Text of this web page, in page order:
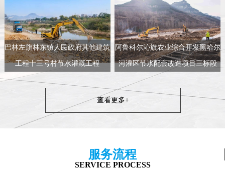
巴林左旗林东镇人民政府其他建筑
工程十三号村节水灌溉工程
阿鲁科尔沁旗农业综合开发黑哈尔
河灌区节水配套改造项目三标段
查看更多+
服务流程
SERVICE PROCESS